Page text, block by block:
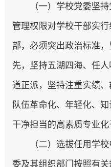
（一）学校党委坚
管理权限对学校干部实
部，必须突出政治标准
先，坚持五湖四海、任
道正派，坚持注重实绩
队伍革命化、年轻化、
干净担当的高素质专业化
（二）选拔任用学
委及其组织部门按照有